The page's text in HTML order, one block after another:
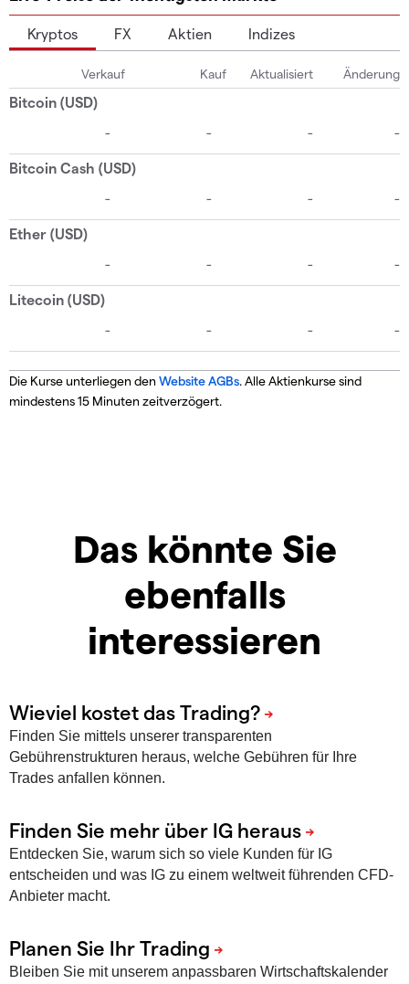
Kryptos FX Aktien Indizes
Die Kurse unterliegen den Website AGBs. Alle Aktienkurse sind
mindestens 15 Minuten zeitverzögert.
Das könnte Sie
ebenfalls
interessieren
Finden Sie mittels unserer transparenten
Gebührenstrukturen heraus, welche Gebühren für Ihre
Trades anfallen können.
Entdecken Sie, warum sich so viele Kunden für IG
entscheiden und was IG zu einem weltweit führenden CFD-
Anbieter macht.
Bleiben Sie mit unserem anpassbaren Wirtschaftskalender